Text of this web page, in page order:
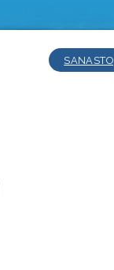
SANASTO